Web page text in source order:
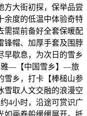
方大街初探，保举品尝
余度的低温中体验奇特
需提前备好全套保暖配
锋帽、加厚手套及围脖
早歇息，为次日的雪乡
雅—【中国雪乡】—旅
雪乡，打卡【棒槌山参
雪取人文交融的浪漫空
4小时，沿途可赏识广
如画卷般缓缓展开。抵